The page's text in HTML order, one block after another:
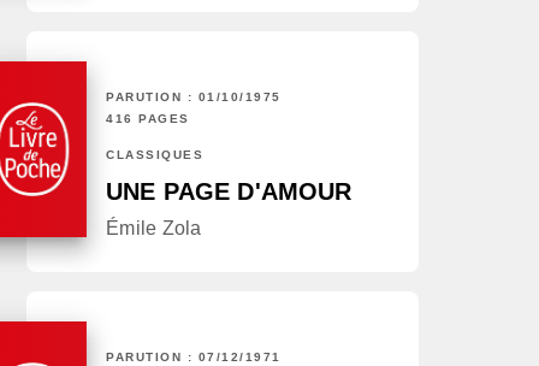
PARUTION : 01/10/1975
416 PAGES
CLASSIQUES
UNE PAGE D'AMOUR
Émile Zola
PARUTION : 07/12/1971